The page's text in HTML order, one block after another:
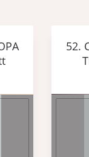
52.